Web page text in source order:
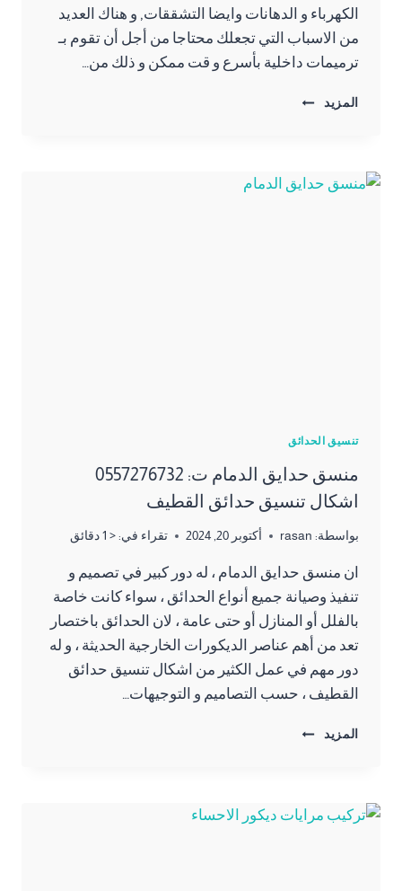
الكهرباء و الدهانات وايضا التشققات, و هناك العديد
من الاسباب التي تجعلك محتاجا من أجل أن تقوم بـ
ترميمات داخلية بأسرع و قت ممكن و ذلك من…
المزيد
مقاول
ت:
0557276732
تنسيق الحدائق
منسق حدايق الدمام ت: 0557276732
اشكال تنسيق حدائق القطيف
بواسطة: rasan أكتوبر 20, 2024 تقراء في: < 1 دقائق
ان منسق حدايق الدمام ، له دور كبير في تصميم و
تنفيذ وصيانة جميع أنواع الحدائق ، سواء كانت خاصة
بالفلل أو المنازل أو حتى عامة ، لان الحدائق باختصار
تعد من أهم عناصر الديكورات الخارجية الحديثة ، و له
دور مهم في عمل الكثير من اشكال تنسيق حدائق
القطيف ، حسب التصاميم و التوجيهات…
المزيد
منسق
0557276732
اشكال